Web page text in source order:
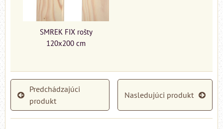
SMREK FIX rošty
120x200 cm
Predchádzajúci
produkt
Nasledujúci produkt